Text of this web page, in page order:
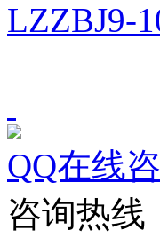
LZZBJ9-
QQ在线
咨询热线